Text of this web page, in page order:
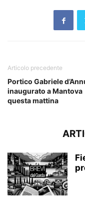
Articolo precedente
Portico Gabriele
inaugurato a Mantova
questa mattina